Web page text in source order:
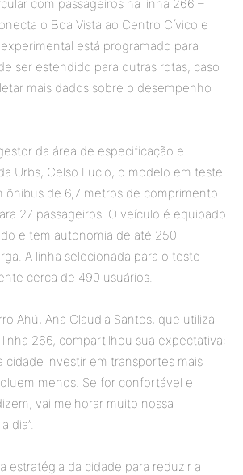
com passageiros na linha 266 –
o Boa Vista ao Centro Cívico e
está programado para
ser estendido para outras rotas, caso
mais dados sobre o desempenho
da área de especificação e
Urbs, Celso Lucio, o modelo em teste
ônibus de 6,7 metros de comprimento
27 passageiros. O veículo é equipado
e tem autonomia de até 250
A linha selecionada para o teste
cerca de 490 usuários.
Ahú, Ana Claudia Santos, que utiliza
266, compartilhou sua expectativa:
cidade investir em transportes mais
menos. Se for confortável e
vai melhorar muito nossa
dia”.
estratégia da cidade para reduzir a